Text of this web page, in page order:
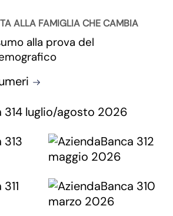
ALLA FAMIGLIA CHE CAMBIA
alla prova del